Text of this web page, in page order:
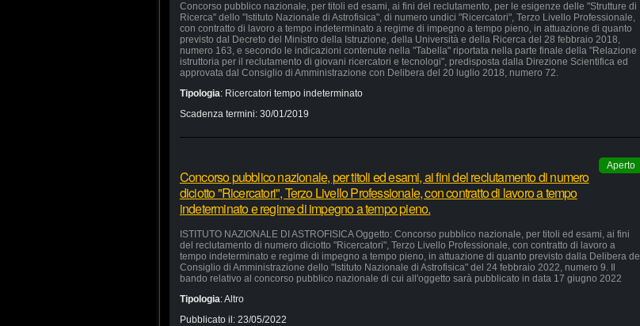
Concorso pubblico nazionale, per titoli ed esami, ai fini del reclutamento, per le esigenze delle "Strutture di
Ricerca" dello "Istituto Nazionale di Astrofisica", di numero undici "Ricercatori", Terzo Livello Professionale,
con contratto di lavoro a tempo indeterminato a regime di impegno a tempo pieno, in attuazione di quanto
previsto dal Decreto del Ministro della Istruzione, della Università e della Ricerca del 28 febbraio 2018,
numero 163, e secondo le indicazioni contenute nella "Tabella" riportata nella parte finale della "Relazione
istruttoria per il reclutamento di giovani ricercatori e tecnologi", predisposta dalla Direzione Scientifica ed
approvata dal Consiglio di Amministrazione con Delibera del 20 luglio 2018, numero 72.
Tipologia: Ricercatori tempo indeterminato
Scadenza termini: 30/01/2019
Aperto
Concorso pubblico nazionale, per titoli ed esami, ai fini del reclutamento di numero
diciotto "Ricercatori", Terzo Livello Professionale, con contratto di lavoro a tempo
indeterminato e regime di impegno a tempo pieno.
ISTITUTO NAZIONALE DI ASTROFISICA Oggetto: Concorso pubblico nazionale, per titoli ed esami, ai fini
del reclutamento di numero diciotto "Ricercatori", Terzo Livello Professionale, con contratto di lavoro a
tempo indeterminato e regime di impegno a tempo pieno, in attuazione di quanto previsto dalla Delibera del
Consiglio di Amministrazione dello "Istituto Nazionale di Astrofisica" del 24 febbraio 2022, numero 9. Il
bando relativo al concorso pubblico nazionale di cui all'oggetto sarà pubblicato in data 17 giugno 2022
Tipologia:Altro
Pubblicato il: 23/05/2022